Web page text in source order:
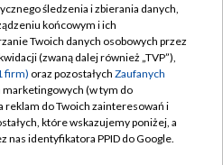
TVP
TVP
prywatności
zgody
Pomoc
śledzenia i zbierania danych,
końcowym i ich
Twoich danych osobowych przez
(zwaną dalej również „TVP”),
firm) oraz pozostałych Zaufanych
marketingowych (w tym do
reklam do Twoich zainteresowań i
które wskazujemy poniżej, a
nas identyfikatora PPID do Google.